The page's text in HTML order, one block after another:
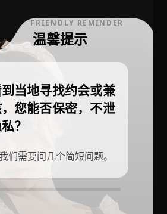
FRIENDLY REMINDER
温馨提示
当地寻找约会或兼
您能否保密，不泄
？
们需要问几个简短问题。